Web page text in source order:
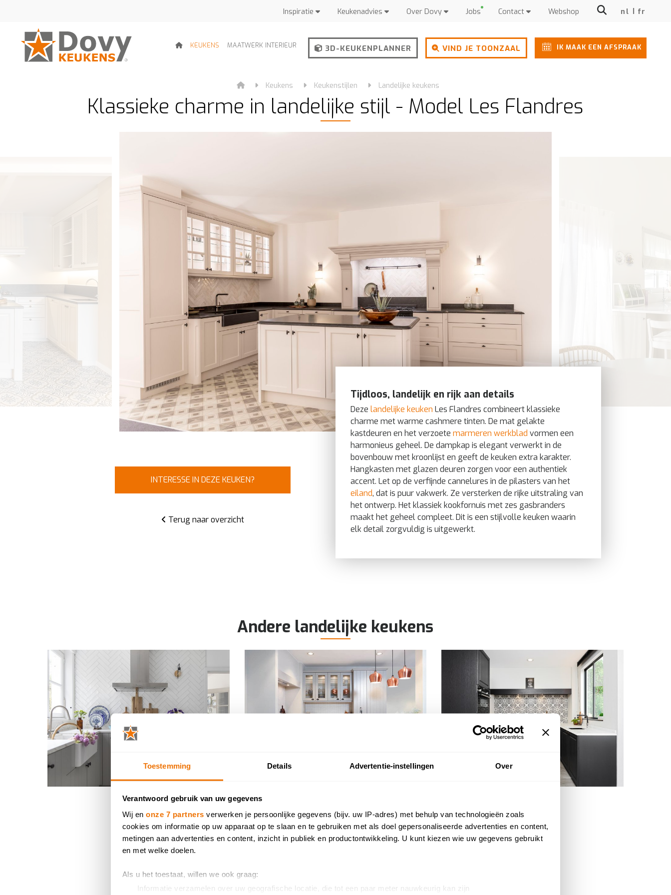
Toestemming Details Advertentie-instellingen Over
Verantwoord gebruik van uw gegevens
Wij en onze 7 partners verwerken je persoonlijke gegevens (bijv. uw IP-adres) met behulp van technologieën zoals
cookies om informatie op uw apparaat op te slaan en te gebruiken met als doel gepersonaliseerde advertenties en content,
metingen aan advertenties en content, inzicht in publiek en productontwikkeling. U kunt kiezen wie uw gegevens gebruikt
en met welke doelen.
Als u het toestaat, willen we ook graag:
Informatie verzamelen over uw geografische locatie, die tot een paar meter nauwkeurig kan zijn
Inspiratie Keukenadvies Over Dovy Jobs Contact Webshop nl fr
KEUKENS MAATWERK INTERIEUR 3D-KEUKENPLANNER VIND JE TOONZAAL IK MAAK EEN AFSPRAAK
Keukens Keukenstijlen Landelijke keukens
Klassieke charme in landelijke stijl - Model Les Flandres
INTERESSE IN DEZE KEUKEN?
Terug naar overzicht
Tijdloos, landelijk en rijk aan details
Deze landelijke keuken Les Flandres combineert klassieke
charme met warme cashmere tinten. De mat gelakte
kastdeuren en het verzoete marmeren werkblad vormen een
harmonieus geheel. De dampkap is elegant verwerkt in de
bovenbouw met kroonlijst en geeft de keuken extra karakter.
Hangkasten met glazen deuren zorgen voor een authentiek
accent. Let op de verfijnde cannelures in de pilasters van het
eiland, dat is puur vakwerk. Ze versterken de rijke uitstraling van
het ontwerp. Het klassiek kookfornuis met zes gasbranders
maakt het geheel compleet. Dit is een stijlvolle keuken waarin
elk detail zorgvuldig is uitgewerkt.
Andere landelijke keukens
ALLE LANDELIJKE KEUKENS BEKIJKEN